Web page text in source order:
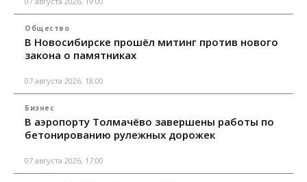
Общество
В Новосибирске прошёл митинг против нового
закона о памятниках
07 августа 2026, 18:00
Бизнес
В аэропорту Толмачёво завершены работы по
бетонированию рулежных дорожек
07 августа 2026, 17:00